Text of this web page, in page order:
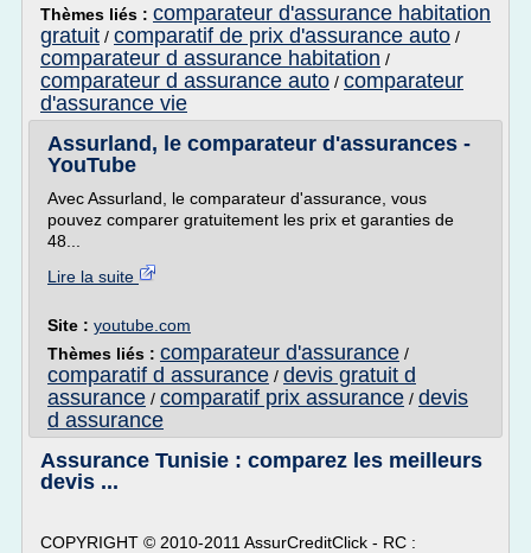
Thèmes liés : comparateur d'assurance habitation
gratuit / comparatif de prix d'assurance auto /
comparateur d assurance habitation /
comparateur d assurance auto / comparateur
d'assurance vie
Assurland, le comparateur d'assurances -
YouTube
Avec Assurland, le comparateur d'assurance, vous
pouvez comparer gratuitement les prix et garanties de
48...
Lire la suite
Site : youtube.com
Thèmes liés : comparateur d'assurance /
comparatif d assurance / devis gratuit d
assurance / comparatif prix assurance / devis
d assurance
Assurance Tunisie : comparez les meilleurs
devis ...
COPYRIGHT © 2010-2011 AssurCreditClick - RC :